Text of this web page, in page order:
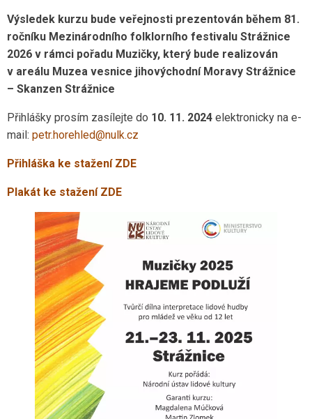
Výsledek kurzu bude veřejnosti prezentován během 81.
ročníku Mezinárodního folklorního festivalu Strážnice
2026 v rámci pořadu Muzičky, který bude realizován
v areálu Muzea vesnice jihovýchodní Moravy Strážnice
– Skanzen Strážnice
Přihlášky prosím zasílejte do 10. 11. 2024 elektronicky na e-
mail: petr.horehled@nulk.cz
Přihláška ke stažení ZDE
Plakát ke stažení ZDE